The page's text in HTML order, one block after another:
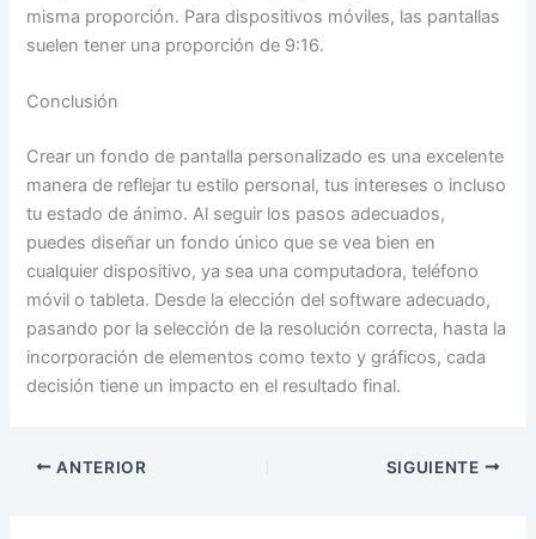
misma proporción. Para dispositivos móviles, las pantallas
suelen tener una proporción de 9:16.
Conclusión
Crear un fondo de pantalla personalizado es una excelente
manera de reflejar tu estilo personal, tus intereses o incluso
tu estado de ánimo. Al seguir los pasos adecuados,
puedes diseñar un fondo único que se vea bien en
cualquier dispositivo, ya sea una computadora, teléfono
móvil o tableta. Desde la elección del software adecuado,
pasando por la selección de la resolución correcta, hasta la
incorporación de elementos como texto y gráficos, cada
decisión tiene un impacto en el resultado final.
ANTERIOR SIGUIENTE